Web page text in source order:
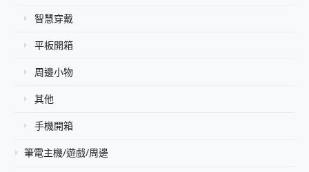
智慧穿戴
平板開箱
周邊小物
其他
手機開箱
筆電主機/遊戲/周邊